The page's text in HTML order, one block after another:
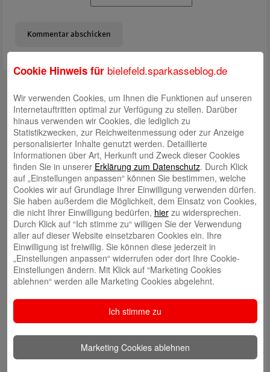
Rabea Giersch
Volker Ehlebracht
Jens Flachmann
Christoph Kaleschke
Cookie Hinweis für bielefeld.sparkasseblog.de
Wir verwenden Cookies, um Ihnen die Funktionen auf unseren
Internetauftritten optimal zur Verfügung zu stellen. Darüber
hinaus verwenden wir Cookies, die lediglich zu
Statistikzwecken, zur Reichweitenmessung oder zur Anzeige
personalisierter Inhalte genutzt werden. Detaillierte
Informationen über Art, Herkunft und Zweck dieser Cookies
finden Sie in unserer Erklärung zum Datenschutz. Durch Klick
auf „Einstellungen anpassen“ können Sie bestimmen, welche
Cookies wir auf Grundlage Ihrer Einwilligung verwenden dürfen.
Sie haben außerdem die Möglichkeit, dem Einsatz von Cookies,
die nicht Ihrer Einwilligung bedürfen, hierzu widersprechen.
Durch Klick auf “Ich stimme zu“ willigen Sie der Verwendung
aller auf dieser Website einsetzbaren Cookies ein. Ihre
Einwilligung ist freiwillig. Sie können diese jederzeit in
„Einstellungen anpassen“ widerrufen oder dort Ihre Cookie-
Einstellungen ändern. Mit Klick auf “Marketing Cookies
ablehnen“ werden alle Marketing Cookies abgelehnt.
Ich stimme zu
Marketing Cookies ablehnen